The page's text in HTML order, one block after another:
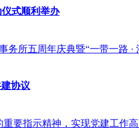
式顺利举办
所五周年庆典暨“一带一路 ·
协议
要指示精神，实现党建工作